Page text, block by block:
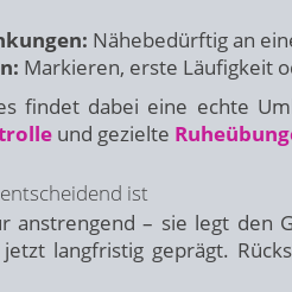
Nähebedürftig an
Markieren, erste Läufigkeit
findet dabei eine echte
und gezielte
ist
anstrengend – sie legt den
langfristig geprägt.